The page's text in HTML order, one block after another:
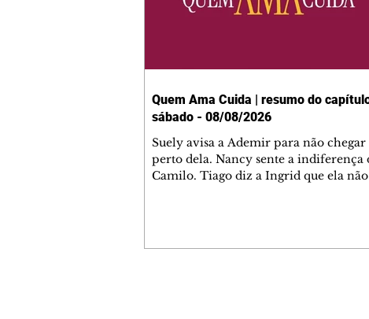
Quem Ama Cuida | resumo do
sábado - 08/08/2026
Suely avisa a Ademir para não chegar
perto dela. Nancy sente a indiferença
Camilo. Tiago diz a Ingrid que ela não